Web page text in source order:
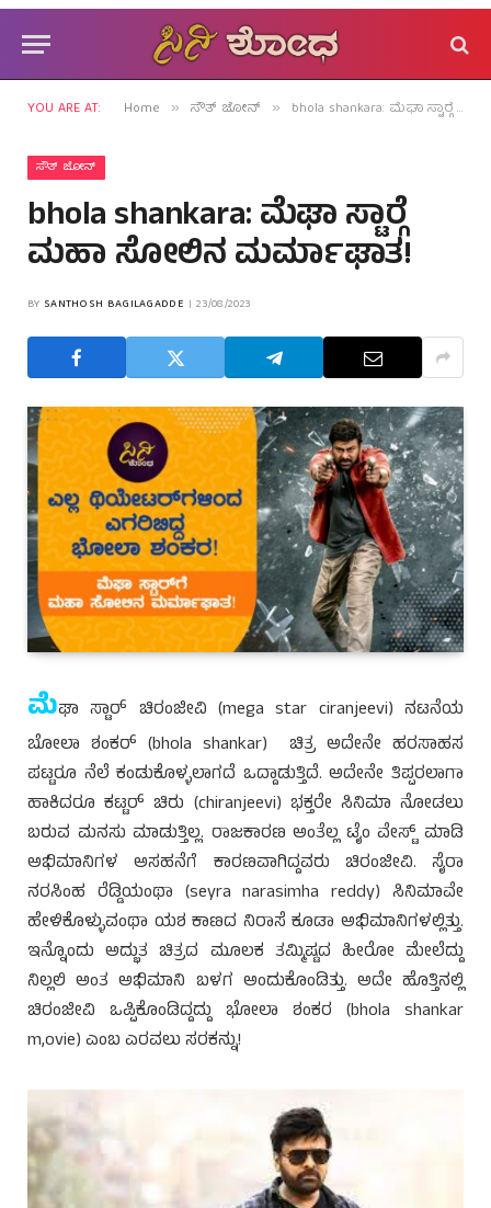
YOU ARE AT: Home » ಸೌತ್ ಜೋನ್ » bhola shankara: ಮೆಘಾ ಸ್ಟಾರ್‍ಗೆ ಮಹಾ ಸೋಲಿನ ಮರ್ಮಾಘಾತ!
ಸೌತ್ ಜೋನ್
bhola shankara: ಮೆಘಾ ಸ್ಟಾರ್‍ಗೆ
ಮಹಾ ಸೋಲಿನ ಮರ್ಮಾಘಾತ!
BY SANTHOSH BAGILAGADDE 23/08/2023
ಮೆಘಾ ಸ್ಟಾರ್ ಚಿರಂಜೀವಿ (mega star ciranjeevi) ನಟನೆಯ
ಬೋಲಾ ಶಂಕರ್ (bhola shankar) ಚಿತ್ರ ಅದೇನೇ ಹರಸಾಹಸ
ಪಟ್ಟರೂ ನೆಲೆ ಕಂಡುಕೊಳ್ಳಲಾಗದೆ ಒದ್ದಾಡುತ್ತಿದೆ. ಅದೇನೇ ತಿಪ್ಪರಲಾಗಾ
ಹಾಕಿದರೂ ಕಟ್ಟರ್ ಚಿರು (chiranjeevi) ಭಕ್ತರೇ ಸಿನಿಮಾ ನೋಡಲು
ಬರುವ ಮನಸು ಮಾಡುತ್ತಿಲ್ಲ. ರಾಜಕಾರಣ ಅಂತೆಲ್ಲ ಟೈಂ ವೇಸ್ಟ್ ಮಾಡಿ
ಅಭಿಮಾನಿಗಳ ಅಸಹನೆಗೆ ಕಾರಣವಾಗಿದ್ದವರು ಚಿರಂಜೀವಿ. ಸೈರಾ
ನರಸಿಂಹ ರೆಡ್ಡಿಯಂಥಾ (seyra narasimha reddy) ಸಿನಿಮಾವೇ
ಹೇಳಿಕೊಳ್ಳುವಂಥಾ ಯಶ ಕಾಣದ ನಿರಾಸೆ ಕೂಡಾ ಅಭಿಮಾನಿಗಳಲ್ಲಿತ್ತು.
ಇನ್ನೊಂದು ಅದ್ಭುತ ಚಿತ್ರದ ಮೂಲಕ ತಮ್ಮಿಷ್ಟದ ಹೀರೋ ಮೇಲೆದ್ದು
ನಿಲ್ಲಲಿ ಅಂತ ಅಭಿಮಾನಿ ಬಳಗ ಅಂದುಕೊಂಡಿತ್ತು. ಅದೇ ಹೊತ್ತಿನಲ್ಲಿ
ಚಿರಂಜೀವಿ ಒಪ್ಪಿಕೊಂಡಿದ್ದದ್ದು ಭೋಲಾ ಶಂಕರ (bhola shankar
m,ovie) ಎಂಬ ಎರವಲು ಸರಕನ್ನು!